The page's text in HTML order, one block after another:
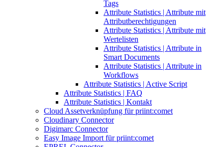
Tags
Attribute Statistics | Attribute mit
Attributberechtigungen
Attribute Statistics | Attribute mit
Wertelisten
Attribute Statistics | Attribute in
Smart Documents
Attribute Statistics | Attribute in
Workflows
Attribute Statistics | Active Script
Attribute Statistics | FAQ
Attribute Statistics | Kontakt
Cloud Assetverknüpfung für priint:comet
Cloudinary Connector
Digimarc Connector
Easy Image Import für priint:comet